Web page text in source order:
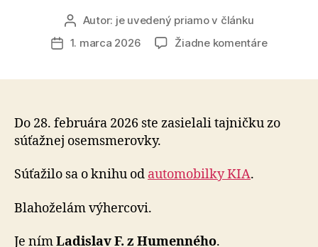
Autor
článku
Autor: je uvedený priamo v článku
Dátum
1. marca 2026 Žiadne komentárena
12
Do 28. februára 2026 ste zasielali tajničku zo
súťažnej osemsmerovky.
Súťažilo sa o knihu od automobilky KIA.
Blahoželám výhercovi.
Je nímLadislav F. z Humenného.